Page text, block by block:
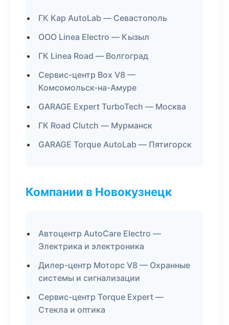
ГК Кар AutoLab — Севастополь
ООО Linea Electro — Кызыл
ГК Linea Road — Волгоград
Сервис-центр Box V8 —
Комсомольск-на-Амуре
GARAGE Expert TurboTech — Москва
ГК Road Clutch — Мурманск
GARAGE Torque AutoLab — Пятигорск
Компании в Новокузнецк
Автоцентр AutoCare Electro —
Электрика и электроника
Дилер-центр Моторс V8 — Охранные
системы и сигнализации
Сервис-центр Torque Expert —
Стекла и оптика